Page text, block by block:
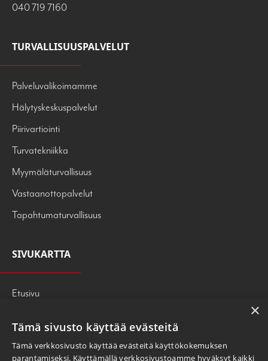
040 719 7160
TURVALLISUUSPALVELUT
Palveluvalikoimamme
Hälytyskeskuspalvelut
Piirivartiointi
Turvatekniikka
Myymäläturvallisuus
Vastaanottopalvelut
Tapahtumaturvallisuus
SIVUKARTTA
Etusivu
247PRESS
×
Tämä sivusto käyttää evästeitä
Tämä verkkosivusto käyttää evästeitä käyttökokemuksen
parantamiseksi. Käyttämällä verkkosivustoamme hyväksyt kaikki